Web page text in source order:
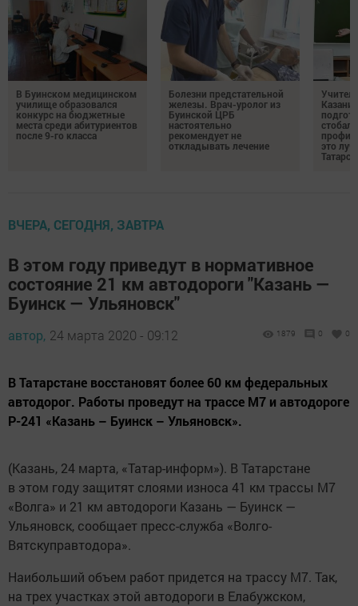
В Буинском медицинском
училище образовался
конкурс на бюджетные
места среди абитуриентов
после 9-го класса
Болезни предстательной
железы. Врач-уролог из
Буинской ЦРБ
настоятельно
рекомендует не
откладывать лечение
Казани
это
ВЧЕРА, СЕГОДНЯ, ЗАВТРА
В этом году приведут в нормативное
состояние 21 км автодороги "Казань —
Буинск — Ульяновск"
автор, 24 марта 2020 - 09:12 1879 0 0
В Татарстане восстановят более 60 км федеральных
автодорог. Работы проведут на трассе М7 и автодороге
Р-241 «Казань – Буинск – Ульяновск».
(Казань, 24 марта, «Татар-информ»). В Татарстане
в этом году защитят слоями износа 41 км трассы М7
«Волга» и 21 км автодороги Казань — Буинск —
Ульяновск, сообщает пресс-служба «Волго-
Вятскуправтодора».
Наибольший объем работ придется на трассу М7. Так,
на трех участках этой автодороги в Елабужском,